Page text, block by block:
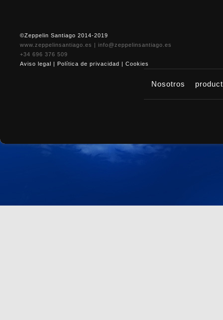
©Zeppelin Santiago 2014-2019
www.zeppelinsantiago.es | info@zeppelinsantiago.es
+34 696 376 509
Aviso legal | Política de privacidad | Cookies
Nosotros